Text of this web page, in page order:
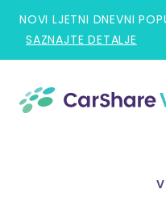
content
NOVI LJETNI DNEVNI
SAZNAJTE DETALJE